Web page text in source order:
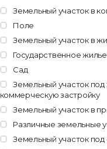
Земельный участок в
Поле
Земельный участок в
Государственное жилье
Сад
Земельный участок
коммерческую застройку
Земельный участок в
Различные земельные
Земельный участок под